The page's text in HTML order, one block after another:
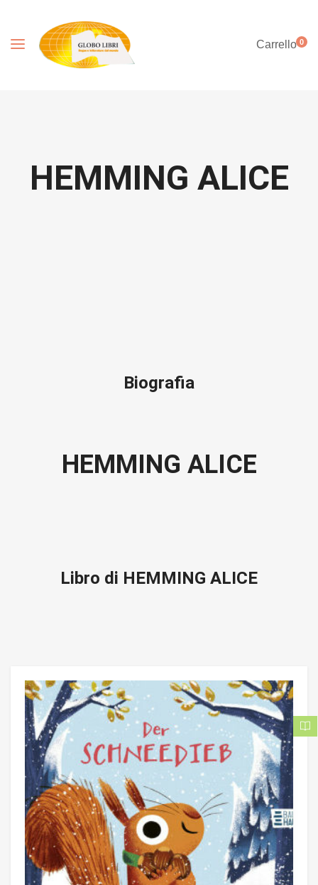
Carrello0
HEMMING ALICE
Biografia
HEMMING ALICE
Libro di HEMMING ALICE